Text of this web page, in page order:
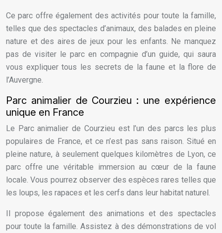
Ce parc offre également des activités pour toute la famille,
telles que des spectacles d’animaux, des balades en pleine
nature et des aires de jeux pour les enfants. Ne manquez
pas de visiter le parc en compagnie d’un guide, qui saura
vous expliquer tous les secrets de la faune et la flore de
l’Auvergne.
Parc animalier de Courzieu : une expérience
unique en France
Le Parc animalier de Courzieu est l’un des parcs les plus
populaires de France, et ce n’est pas sans raison. Situé en
pleine nature, à seulement quelques kilomètres de Lyon, ce
parc offre une véritable immersion au cœur de la faune
locale. Vous pourrez observer des espèces rares telles que
les loups, les rapaces et les cerfs dans leur habitat naturel.
Il propose également des animations et des spectacles
pour toute la famille. Assistez à des démonstrations de vol